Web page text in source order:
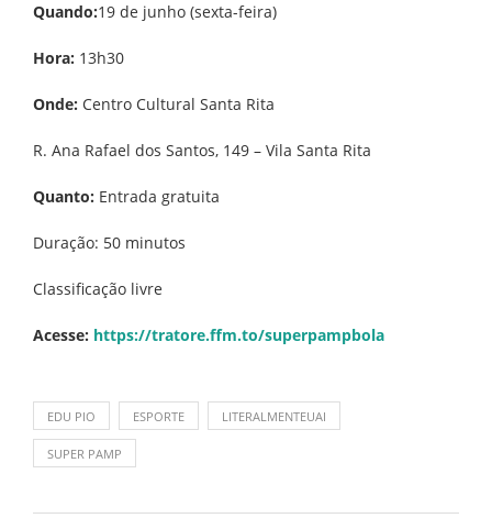
Quando:19 de junho (sexta-feira)
Hora: 13h30
Onde: Centro Cultural Santa Rita
R. Ana Rafael dos Santos, 149 – Vila Santa Rita
Quanto: Entrada gratuita
Duração: 50 minutos
Classificação livre
Acesse: https://tratore.ffm.to/superpampbola
EDU PIO ESPORTE LITERALMENTEUAI
SUPER PAMP